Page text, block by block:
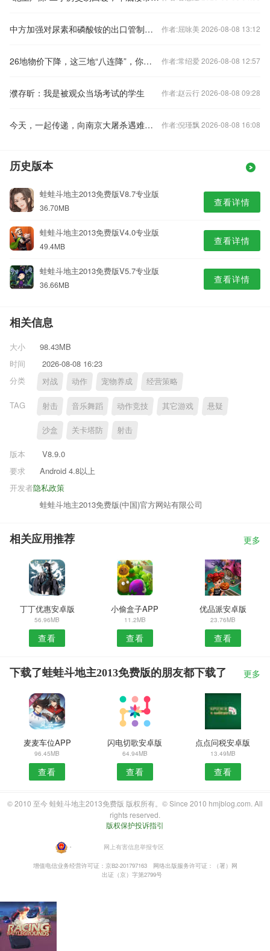
中方加强对尿素和磷酸铵的出口管制？外交部回应 作者:屈咏美 2026-08-08 13:12
26地物价下降，这三地“八连降”，你家呢？ 作者:常绍爱 2026-08-08 12:57
濮存昕：我是被观众当场考试的学生 作者:赵云行 2026-08-08 09:28
今天，一起传递，向南京大屠杀遇难同胞致哀！ 作者:倪瑾飘 2026-08-08 16:08
历史版本
蛙蛙斗地主2013免费版V8.7专业版
36.70MB 查看详情
蛙蛙斗地主2013免费版V4.0专业版
49.4MB 查看详情
蛙蛙斗地主2013免费版V5.7专业版
36.66MB 查看详情
相关信息
大小
98.43MB
时间
2026-08-08 16:23
分类
对战 动作 宠物养成 经营策略
TAG 射击 音乐舞蹈 动作竞技 其它游戏 悬疑
沙盒 关卡塔防 射击
版本
V8.9.0
要求
Android 4.8以上
隐私政策
开发者
蛙蛙斗地主2013免费版(中国)官方网站有限公司
相关应用推荐 更多
丁丁优惠安卓版
56.96MB
查看
小偷盒子APP
11.2MB
查看
优品派安卓版
23.76MB
查看
下载了蛙蛙斗地主2013免费版的朋友都下载了 更多
麦麦车位APP
96.45MB
查看
闪电切歌安卓版
64.94MB
查看
点点问税安卓版
13.49MB
查看
© 2010 至今 蛙蛙斗地主2013免费版 版权所有。© Since 2010 hmjblog.com. All
rights reserved.
版权保护投诉指引
・ 网上有害信息举报专区
增值电信业务经营许可证：京B2-201797163
网络出版服务许可证：（署）网
出证（京）字第2799号